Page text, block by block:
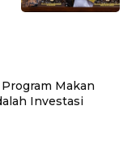
Makan
Investasi